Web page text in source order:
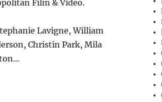
Film & Video.
Lavigne, William
Christin Park, Mila